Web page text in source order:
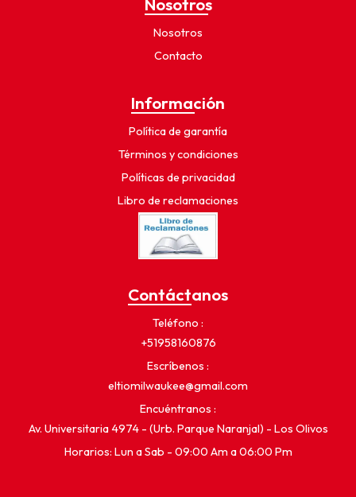
Nosotros
Contacto
Información
Política de garantía
Términos y condiciones
Políticas de privacidad
Libro de reclamaciones
Contáctanos
Teléfono
+51958160876
Escríbenos
eltiomilwaukee@gmail.com
Encuéntranos
Av. Universitaria 4974 - (Urb. Parque Naranjal) - Los Olivos
Horarios: Lun a Sab - 09:00 Am a 06:00 Pm